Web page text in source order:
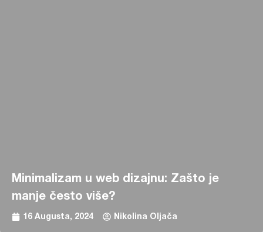
Minimalizam u web dizajnu: Zašto je
manje često više?
16 Augusta, 2024 Nikolina Oljača